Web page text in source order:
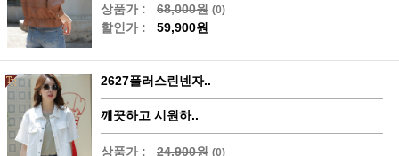
상품가 : 68,000원 (0)
할인가 : 59,900원
2627플러스린넨자..
깨끗하고 시원하..
상품가 : 24,900원 (0)